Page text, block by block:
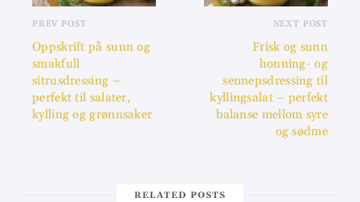
PREV POST
Oppskrift på sunn og
smakfull
sitrusdressing –
perfekt til salater,
kylling og grønnsaker
NEXT POST
Frisk og sunn
honning- og
sennepsdressing til
kyllingsalat – perfekt
balanse mellom syre
og sødme
RELATED POSTS